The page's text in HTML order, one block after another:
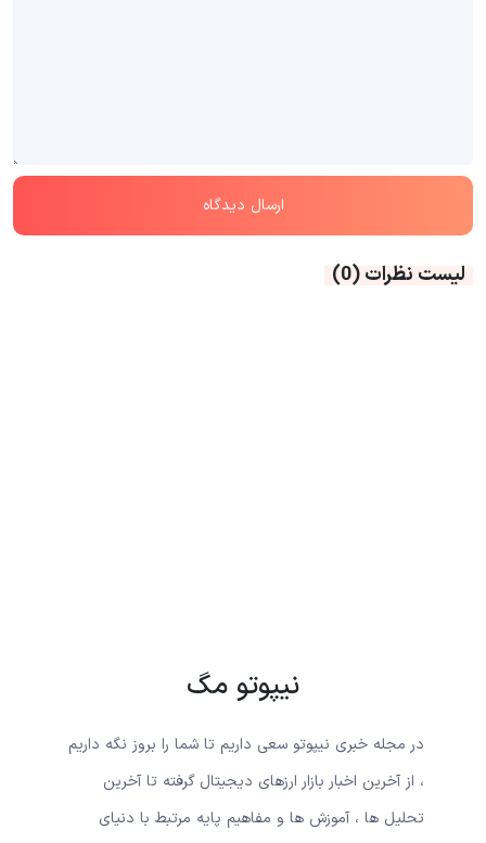
لیست نظرات(0)
نیپوتو مگ
در مجله خبری نیپوتو سعی داریم تا شما را بروز نگه داریم
، از آخرین اخبار بازار ارزهای دیجیتال گرفته تا آخرین
تحلیل ها ، آموزش ها و مفاهیم پایه مرتبط با دنیای